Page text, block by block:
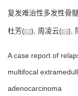
复发难治性多发性骨
杜芳( ), 周凌云( ),
A case report of
multifocal
adenocarcinoma